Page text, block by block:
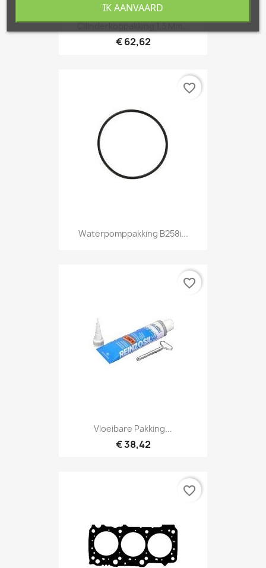
Cilinderkoppakking 1,3 Mm...
€ 62,62
Waterpomppakking B258i...
favorite_border
Vloeibare Pakking...
€ 38,42
favorite_border
favorite_border
IK AANVAARD